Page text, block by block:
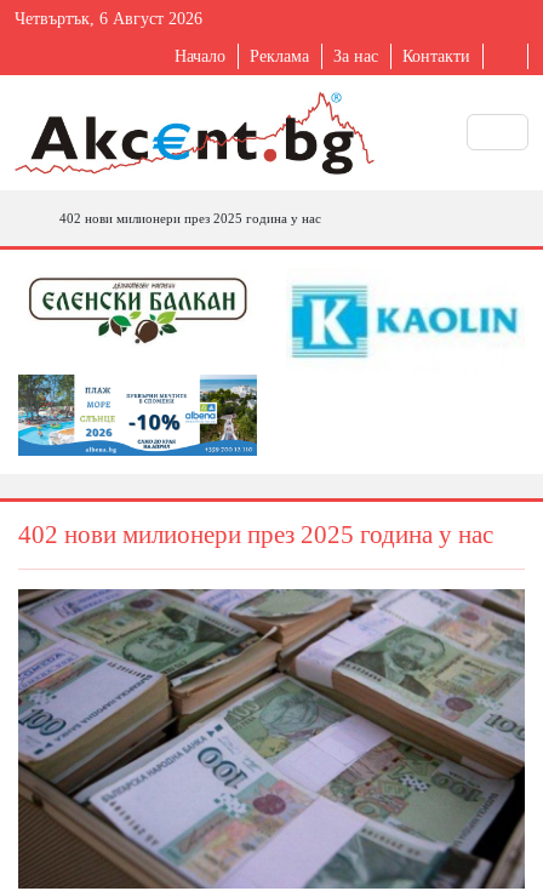
Четвъртък, 6 Август 2026
Начало Реклама За нас Контакти
402 нови милионери през 2025 година у нас
402 нови милионери през 2025 година у нас